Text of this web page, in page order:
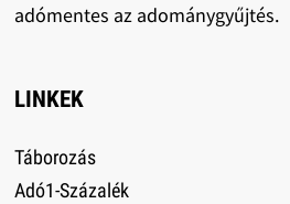
adómentes az adománygyűjtés.
LINKEK
Táborozás
Adó1-Százalék